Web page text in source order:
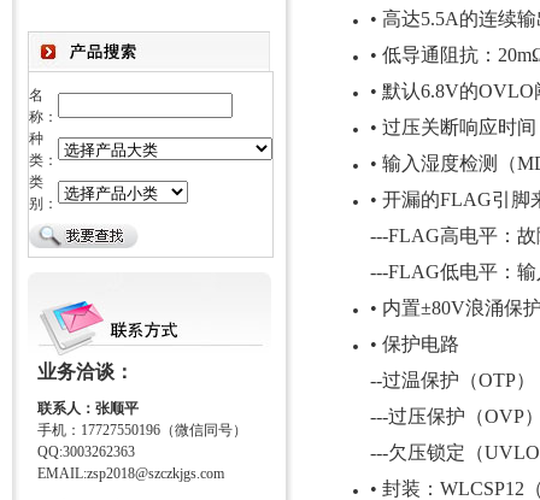
名
称：
种
类：
类
别：
业务洽谈：
联系人：张顺平
手机：17727550196（微信同号）
QQ:3003262363
EMAIL:zsp2018@szczkjgs.com
• 高达5.5A的连续
• 低导通阻抗：
• 默认6.8V的
• 过压关断响应时
• 输入湿度检测（
• 开漏的FLAG引脚
---FLAG高电平：
---FLAG低电平：
• 内置±80V浪涌保
• 保护电路
--过温保护（OTP）
---过压保护（OVP
---欠压锁定（
• 封装：WLCSP12